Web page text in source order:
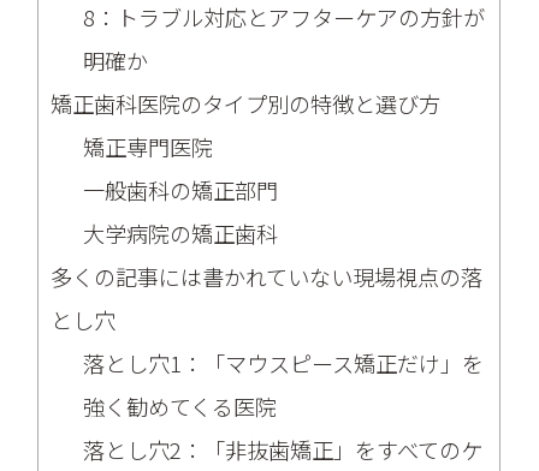
8：トラブル対応とアフターケアの方針が
明確か
矯正歯科医院のタイプ別の特徴と選び方
矯正専門医院
一般歯科の矯正部門
大学病院の矯正歯科
多くの記事には書かれていない現場視点の落
とし穴
落とし穴1：「マウスピース矯正だけ」を
強く勧めてくる医院
落とし穴2：「非抜歯矯正」をすべてのケ